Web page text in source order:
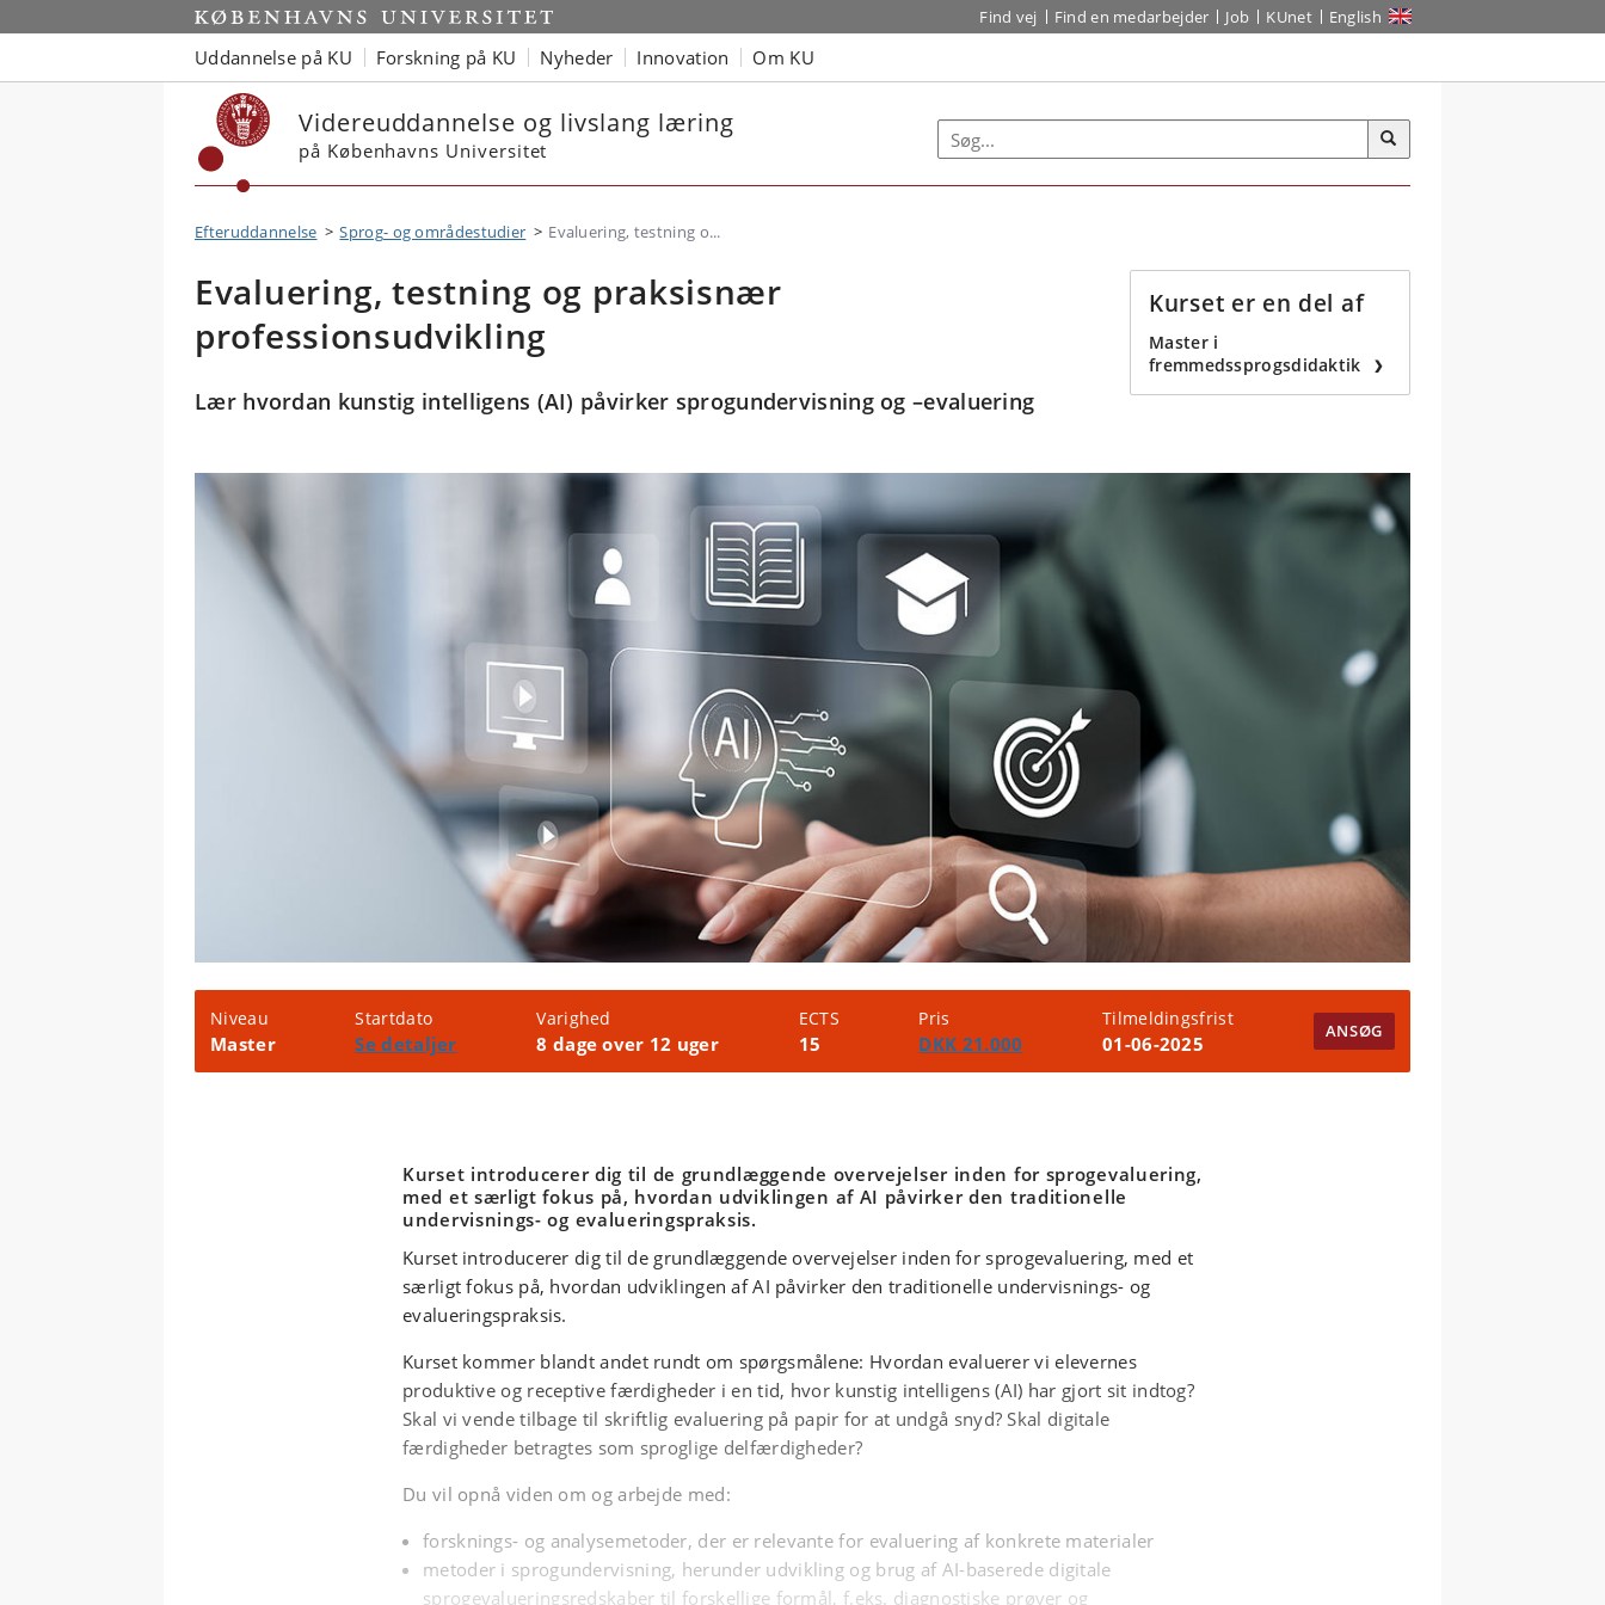
Start Find vej Find en medarbejder Job KUnet English
Uddannelse på KU Forskning på KU Nyheder Innovation Om KU
Videreuddannelse og livslang læring
på Københavns Universitet
Efteruddannelse Sprog- og områdestudier Evaluering, testning o...
Evaluering, testning og praksisnær
professionsudvikling
Lær hvordan kunstig intelligens (AI) påvirker sprogundervisning og –evaluering
Kurset er en del af
Master i
fremmedssprogsdidaktik
Niveau
Master
Startdato
Se detaljer
Varighed
8 dage over 12 uger
ECTS
15
Pris
DKK 21.000
Tilmeldingsfrist
01-06-2025
ANSØG
Kurset introducerer dig til de grundlæggende overvejelser inden for sprogevaluering,
med et særligt fokus på, hvordan udviklingen af AI påvirker den traditionelle
undervisnings- og evalueringspraksis.
Kurset introducerer dig til de grundlæggende overvejelser inden for sprogevaluering, med et
særligt fokus på, hvordan udviklingen af AI påvirker den traditionelle undervisnings- og
evalueringspraksis.
Kurset kommer blandt andet rundt om spørgsmålene: Hvordan evaluerer vi elevernes
produktive og receptive færdigheder i en tid, hvor kunstig intelligens (AI) har gjort sit indtog?
Skal vi vende tilbage til skriftlig evaluering på papir for at undgå snyd? Skal digitale
færdigheder betragtes som sproglige delfærdigheder?
Du vil opnå viden om og arbejde med:
forsknings- og analysemetoder, der er relevante for evaluering af konkrete materialer
metoder i sprogundervisning, herunder udvikling og brug af AI-baserede digitale
sprogevalueringsredskaber til forskellige formål, f.eks. diagnostiske prøver og